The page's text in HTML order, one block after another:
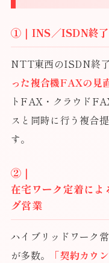
①｜INS／ISDN終
NTT東西のISDN終了
った複合機FAXの見
トFAX・クラウド
スと同時に行う複合
す。
②｜
在宅ワーク定着に
グ営業
ハイブリッドワーク
が多数。
「契約カウ